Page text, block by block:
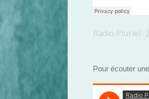
Radio Pluriel ·
Pour écouter